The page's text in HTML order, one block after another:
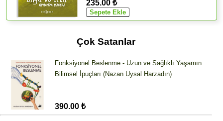
235.00 ₺
Çok Satanlar
Fonksiyonel Beslenme - Uzun ve Sağlıklı Yaşamın
Bilimsel İpuçları (Nazan Uysal Harzadın)
390.00 ₺